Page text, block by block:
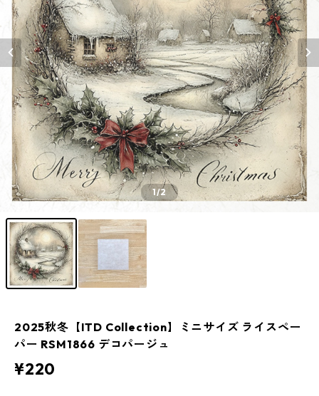
1/2
2025秋冬【ITD Collection】ミニサイズ ライスペー
パー RSM1866 デコパージュ
¥220